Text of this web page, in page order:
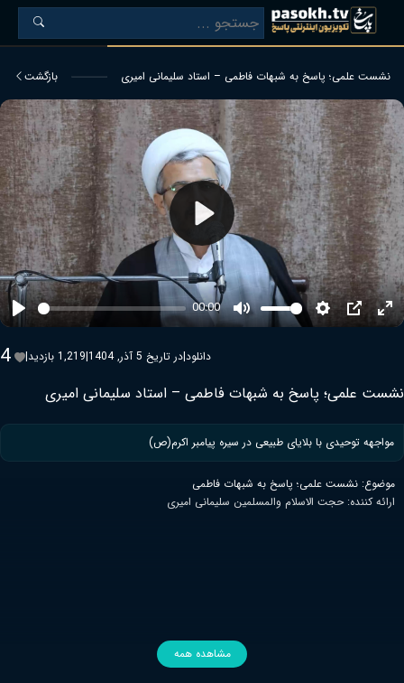
نشست علمی؛ پاسخ به شبهات فاطمی – استاد سلیمانی امیری بازگشت
Play
00:00
Mute SettingsPIP
Play
4 | 1,219 بازدید| در تاریخ 5 آذر, 1404|دانلود
نشست علمی؛ پاسخ به شبهات فاطمی – استاد سلیمانی امیری
مواجهه توحیدی با بلایای طبیعی در سیره پیامبر اکرم(ص)
موضوع: نشست علمی؛ پاسخ به شبهات فاطمی
ارائه کننده: حجت الاسلام والمسلمین سلیمانی امیری
مشاهده همه